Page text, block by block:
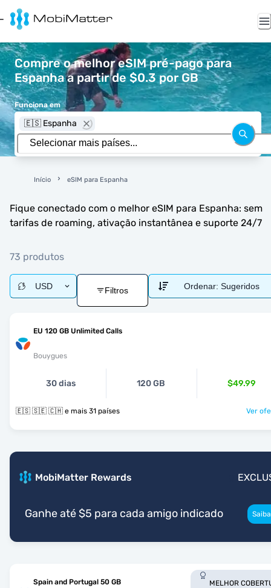
Compre o melhor eSIM pré-pago para
Espanha a partir de $0.3 por GB
Funciona em
🇪🇸 Espanha
Início eSIM para Espanha
Fique conectado com o melhor eSIM para Espanha: sem
tarifas de roaming, ativação instantânea e suporte 24/7
73 produtos
USD Filtros Ordenar: Sugeridos
EU 120 GB Unlimited Calls
Bouygues
30 dias 120 GB $49.99
🇪🇸 🇸🇪 🇨🇭 e mais 31 países Ver
MobiMatter Rewards
Ganhe até $5 para cada amigo indicado
Spain and Portugal 50 GB MELHOR